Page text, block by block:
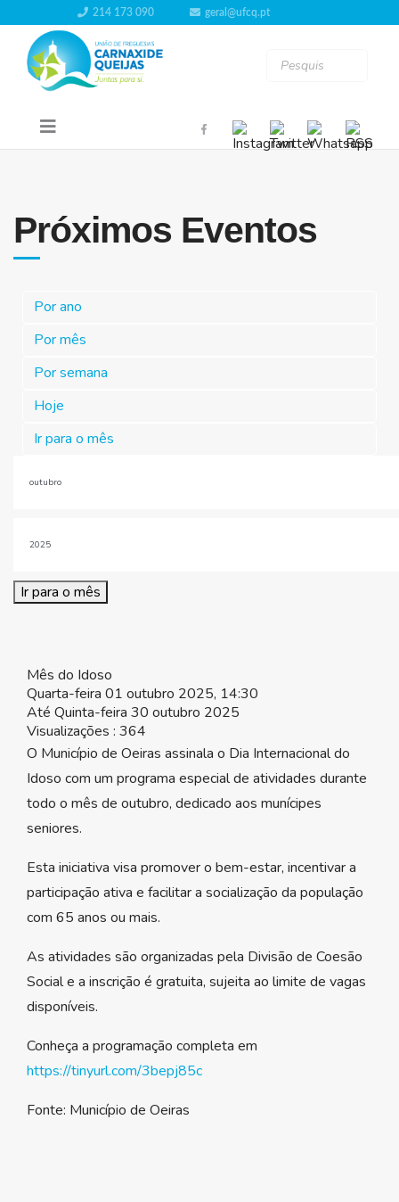
214 173 090 geral@ufcq.pt
Próximos Eventos
Por ano
Por mês
Por semana
Hoje
Ir para o mês
Ir para o mês
Mês do Idoso
Quarta-feira 01 outubro 2025, 14:30
Até Quinta-feira 30 outubro 2025
Visualizações : 364
O Município de Oeiras assinala o Dia Internacional do
Idoso com um programa especial de atividades durante
todo o mês de outubro, dedicado aos munícipes
seniores.
Esta iniciativa visa promover o bem-estar, incentivar a
participação ativa e facilitar a socialização da população
com 65 anos ou mais.
As atividades são organizadas pela Divisão de Coesão
Social e a inscrição é gratuita, sujeita ao limite de vagas
disponíveis.
Conheça a programação completa em
https://tinyurl.com/3bepj85c
Fonte: Município de Oeiras